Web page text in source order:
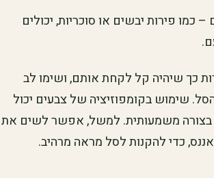
כמו פירות יבשים או סוכריות, יכולים
כך שיהיה קל לקחת אותם, ושימו לב
שימוש בקומפוזיציה של צבעים יכול
משמעותית. למשל, אפשר לשים את
כדי להקנות לסל מראה מרהיב.